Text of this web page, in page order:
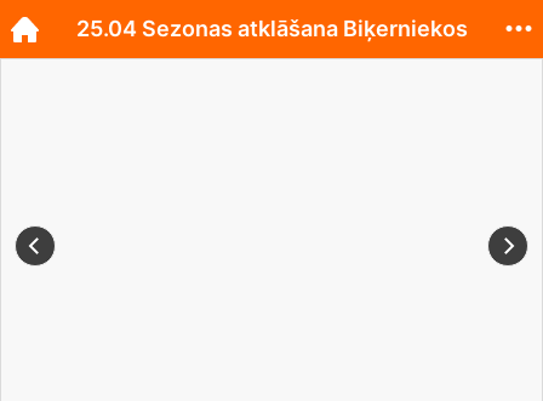
25.04 Sezonas atklāšana Biķerniekos